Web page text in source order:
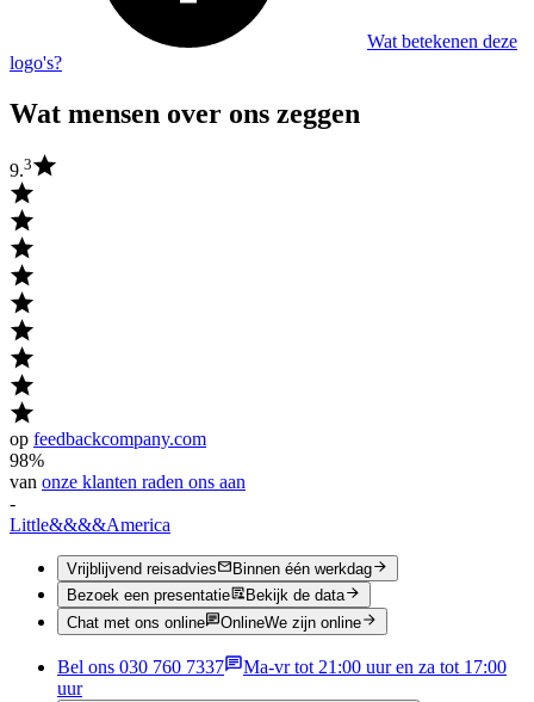
Wat betekenen deze
logo's?
Wat mensen over ons zeggen
9.3
op feedbackcompany.com
98%
van onze klanten raden ons aan
-
Little&&&&America
Vrijblijvend reisadvies
Binnen één werkdag
Bezoek een presentatie
Bekijk de data
Chat met ons online
OnlineWe zijn online
Bel ons 030 760 7337
Ma-vr tot 21:00 uur en za tot 17:00
uur